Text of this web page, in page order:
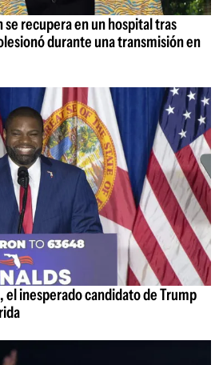
se recupera en un hospital tras
durante una transmisión en
el inesperado candidato de Trump